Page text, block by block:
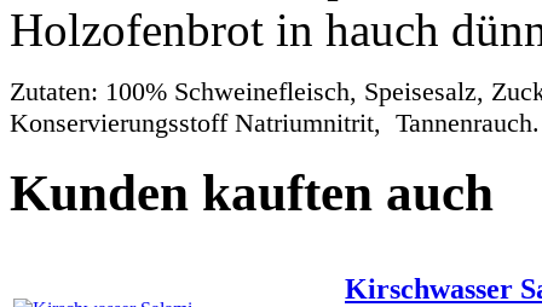
Holzofenbrot in hauch
Zutaten: 100% Schweinefleisch, Speisesalz,
Konservierungsstoff Natriumnitrit, Tannenrauch.
Kunden kauften auch
Kirschwasser